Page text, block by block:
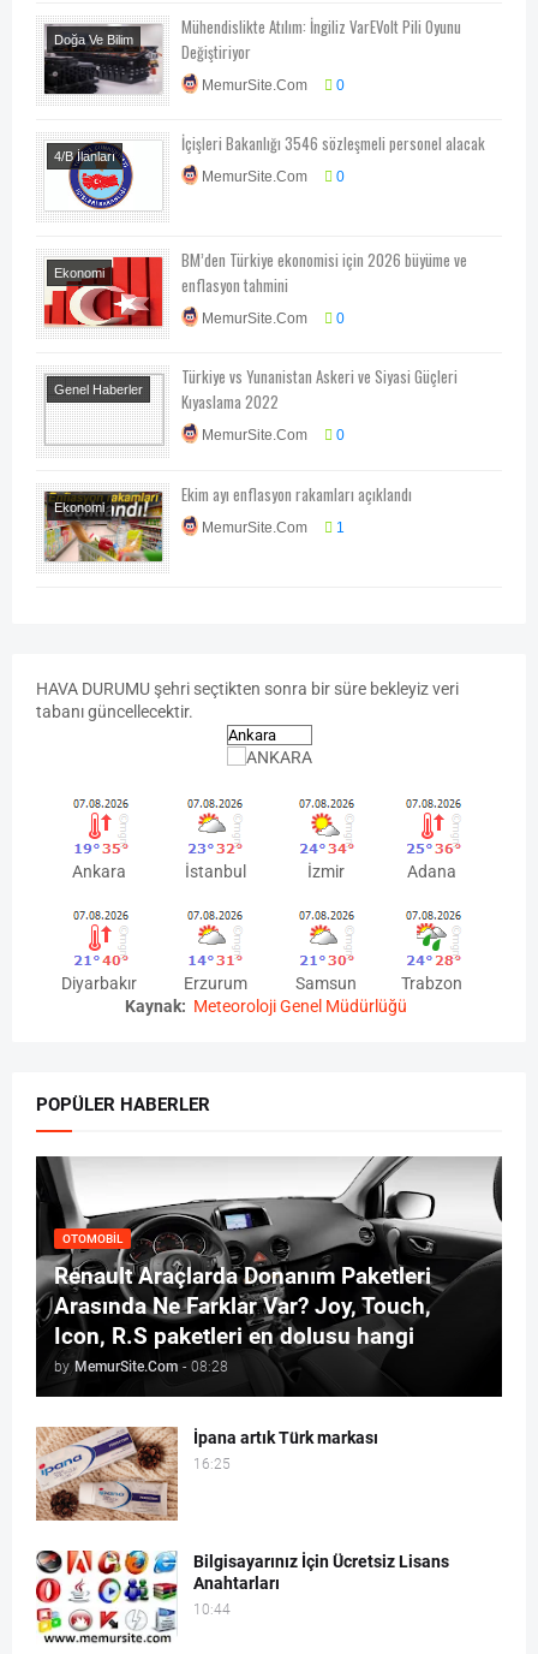
Doğa Ve Bilim
Nasıl Yapılır?
Teknoloji
Program
Mühendislikte Atılım: İngiliz VarEVolt Pili Oyunu
Değiştiriyor
MemurSite.Com 0
4/B İlanları
Memur Alımları
İçişleri Bakanlığı 3546 sözleşmeli personel alacak
MemurSite.Com 0
Ekonomi
Ekonomi-Piyasa-
Kampanya
BM’den Türkiye ekonomisi için 2026 büyüme ve
enflasyon tahmini
MemurSite.Com 0
Genel Haberler
Siyaset
Türkiye vs Yunanistan Askeri ve Siyasi Güçleri
Kıyaslama 2022
MemurSite.Com 0
Ekonomi
Ekonomi-Piyasa-
Kampanya
Ekim ayı enflasyon rakamları açıklandı
MemurSite.Com 1
HAVA DURUMU şehri seçtikten sonra bir süre bekleyiz veri
tabanı güncellecektir.
Ankara İstanbul İzmir Adana
Diyarbakır Erzurum Samsun
Trabzon
Kaynak: Meteoroloji Genel Müdürlüğü
POPÜLER HABERLER
OTOMOBIL
Renault Araçlarda Donanım Paketleri
Arasında Ne Farklar Var? Joy, Touch,
Icon, R.S paketleri en dolusu hangi
by MemurSite.Com - 08:28
İpana artık Türk markası
16:25
Bilgisayarınız İçin Ücretsiz Lisans
Anahtarları
10:44